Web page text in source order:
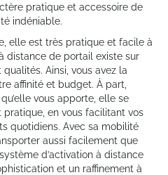
pratique et accessoire de
indéniable.
elle est très pratique et facile à
distance de portail existe sur
Ainsi, vous avez la
affinité et budget. À part,
vous apporte, elle se
pratique, en vous facilitant vos
quotidiens. Avec sa mobilité
aussi facilement que
d’activation à distance
et un raffinement à